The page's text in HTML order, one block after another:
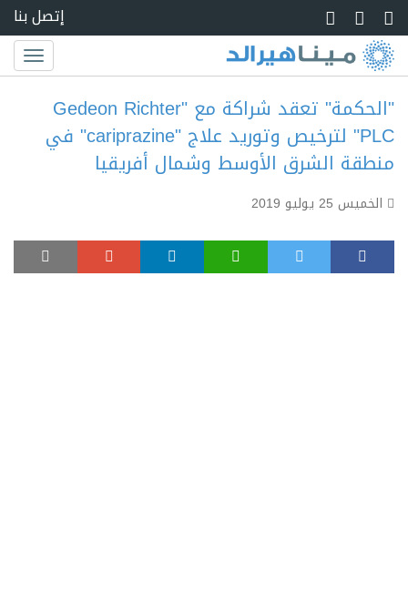
Skip to main
إتصل بنا
Toggle
"الحكمة" تعقد شراكة مع "Gedeon Richter
PLC" لترخيص وتوريد علاج "cariprazine" في
منطقة الشرق الأوسط وشمال أفريقيا
الخميس 25 يوليو 2019